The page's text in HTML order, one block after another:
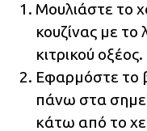
Μουλιάστε το
κουζίνας με το
κιτρικού οξέος.
Εφαρμόστε το
πάνω στα
κάτω από το